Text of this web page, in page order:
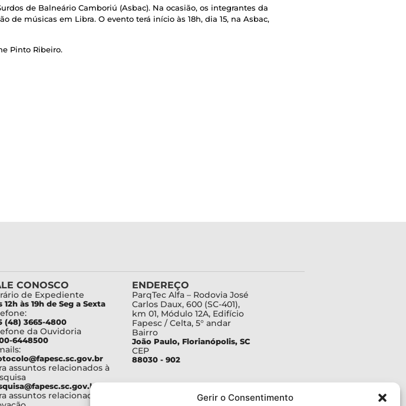
Gerir o Consentimento
de Balneário Camboriú (Asbac). Na ocasião, os integrantes da
músicas em Libra. O evento terá início às 18h, dia 15, na Asbac,
Pinto Ribeiro.
CONOSCO
de Expediente
12h às 19h de Seg a Sexta
(48) 3665-4800
da Ouvidoria
6448500
assuntos relacionados à
assuntos relacionados à
ENDEREÇO
ParqTec Alfa – Rodovia José
Carlos Daux, 600 (SC-401),
km 01, Módulo 12A, Edifício
Fapesc / Celta, 5° andar
Bairro
João Paulo, Florianópolis, SC
CEP
88030 - 902